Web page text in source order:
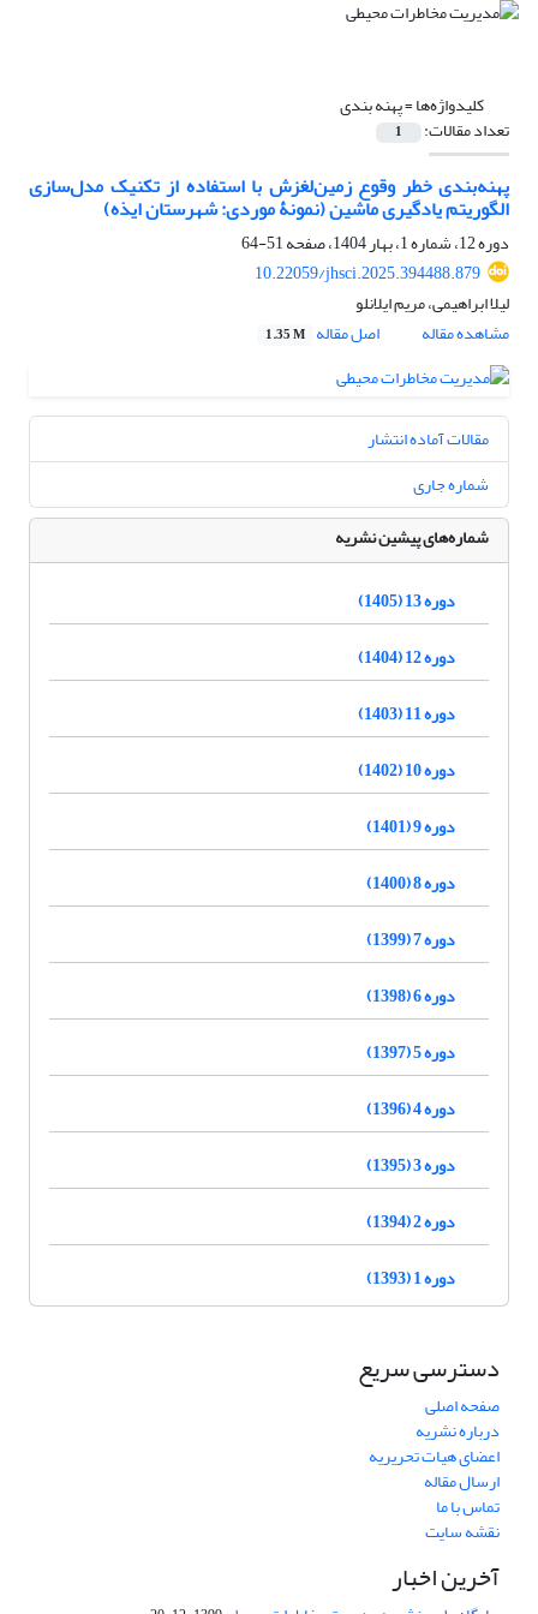
کلیدواژه‌ها =پهنه بندی
تعداد مقالات: 1
پهنه‌بندی خطر وقوع زمین‌لغزش با استفاده از تکنیک مدل‌سازی
الگوریتم یادگیری ماشین (نمونۀ موردی: شهرستان ایذه)
دوره 12، شماره 1، بهار 1404، صفحه
51-64
10.22059/jhsci.2025.394488.879
لیلا ابراهیمی، مریم ایلانلو
مشاهده مقاله
اصل مقاله 1.35 M
مقالات آماده انتشار
شماره جاری
شماره‌های پیشین نشریه
دوره 13 (1405)
دوره 12 (1404)
دوره 11 (1403)
دوره 10 (1402)
دوره 9 (1401)
دوره 8 (1400)
دوره 7 (1399)
دوره 6 (1398)
دوره 5 (1397)
دوره 4 (1396)
دوره 3 (1395)
دوره 2 (1394)
دوره 1 (1393)
دسترسی سریع
صفحه اصلی
درباره نشریه
اعضای هیات تحریریه
ارسال مقاله
تماس با ما
نقشه سایت
آخرین اخبار